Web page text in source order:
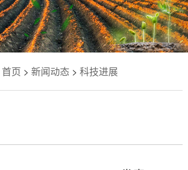
首页 > 新闻动态> 科技进展